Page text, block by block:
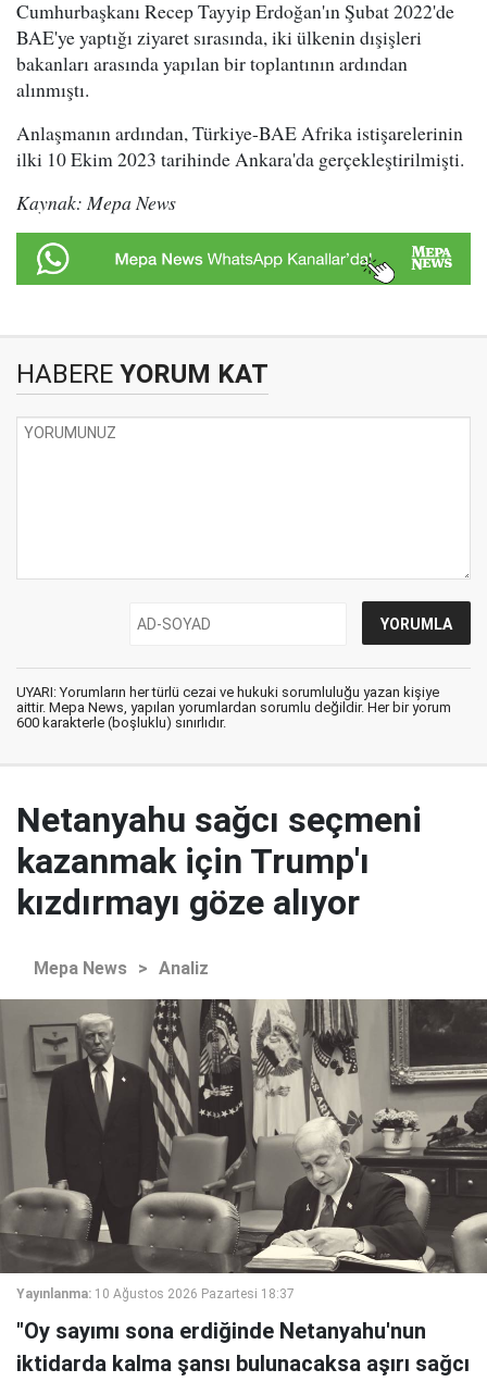
Cumhurbaşkanı Recep Tayyip Erdoğan'ın Şubat 2022'de
BAE'ye yaptığı ziyaret sırasında, iki ülkenin dışişleri
bakanları arasında yapılan bir toplantının ardından
alınmıştı.
Anlaşmanın ardından, Türkiye-BAE Afrika istişarelerinin
ilki 10 Ekim 2023 tarihinde Ankara'da gerçekleştirilmişti.
Kaynak: Mepa News
HABERE YORUM KAT
UYARI: Yorumların her türlü cezai ve hukuki sorumluluğu yazan kişiye
aittir. Mepa News, yapılan yorumlardan sorumlu değildir. Her bir yorum
600 karakterle (boşluklu) sınırlıdır.
Netanyahu sağcı seçmeni
kazanmak için Trump'ı
kızdırmayı göze alıyor
Mepa News > Analiz
Yayınlanma: 10 Ağustos 2026 Pazartesi 18:37
"Oy sayımı sona erdiğinde Netanyahu'nun
iktidarda kalma şansı bulunacaksa aşırı sağcı